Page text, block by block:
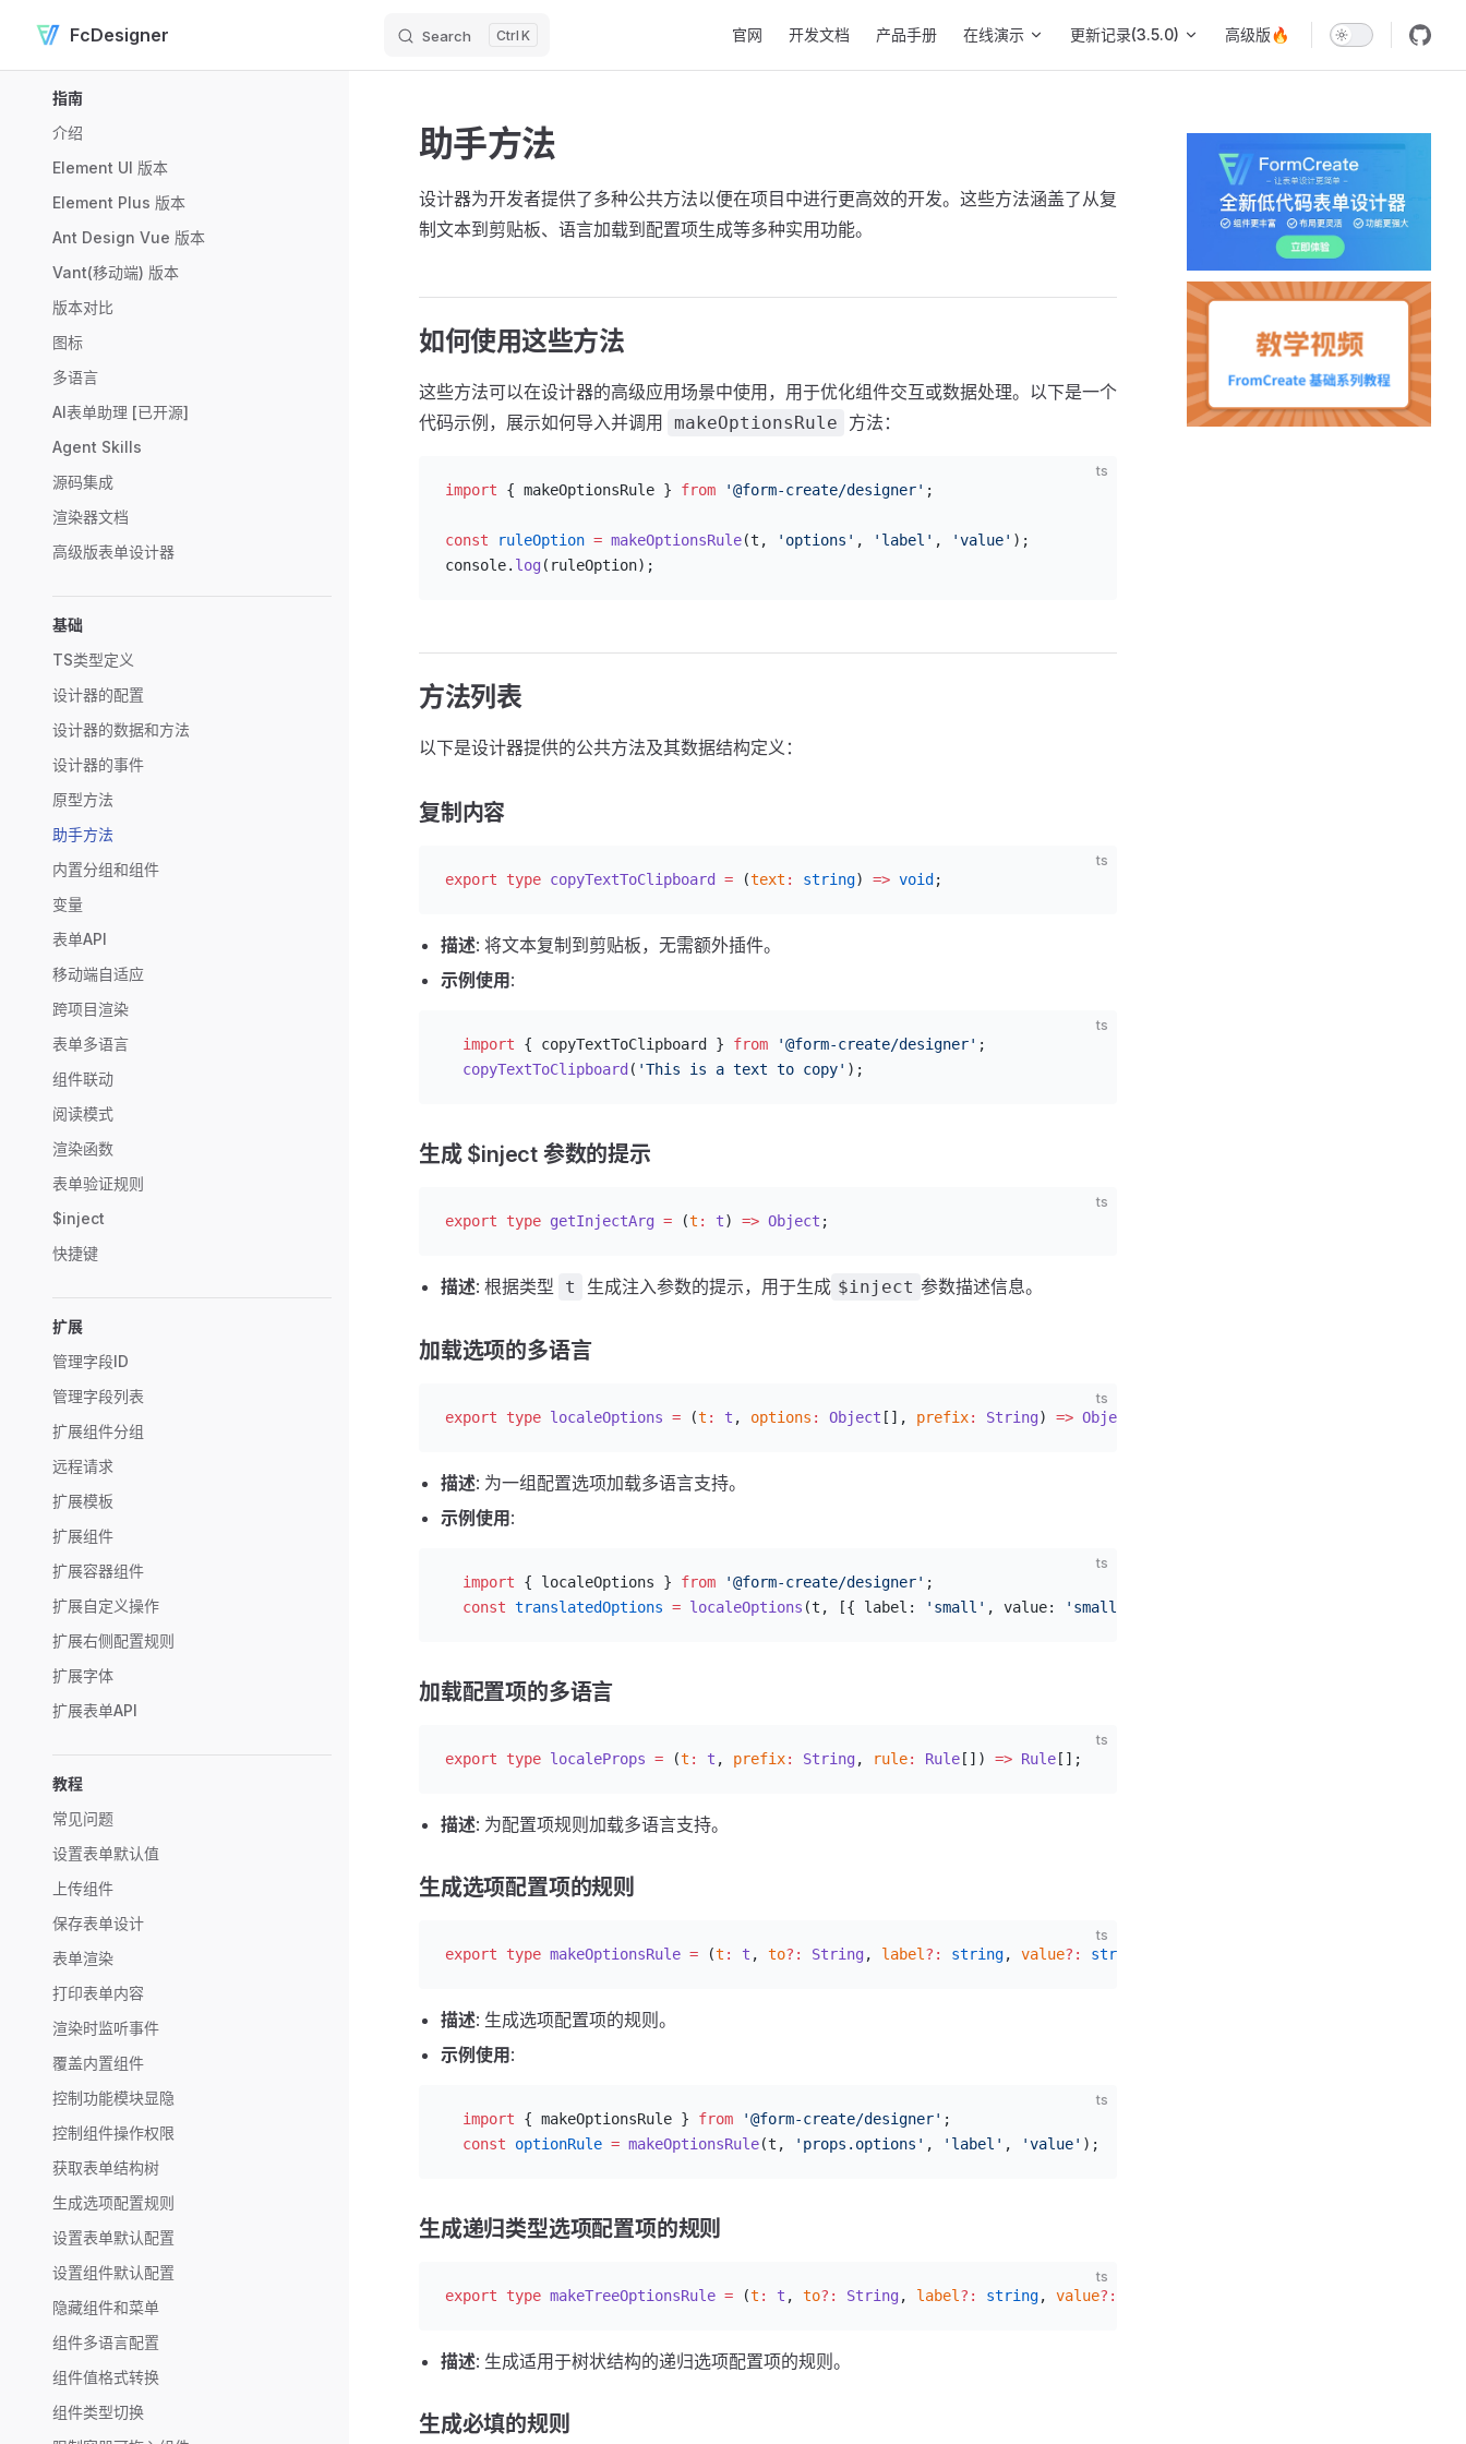
Skip to content
FcDesigner Search K 官网 开发文档 产品手册 在线演示 更新记录(3.5.0) 高级版🔥
指南
介绍
Element UI 版本
Element Plus 版本
Ant Design Vue 版本
Vant(移动端) 版本
版本对比
图标
多语言
AI表单助理 [已开源]
Agent Skills
源码集成
渲染器文档
高级版表单设计器
基础
TS类型定义
设计器的配置
设计器的数据和方法
设计器的事件
原型方法
助手方法
内置分组和组件
变量
表单API
移动端自适应
跨项目渲染
表单多语言
组件联动
阅读模式
渲染函数
表单验证规则
$inject
快捷键
扩展
管理字段ID
管理字段列表
扩展组件分组
远程请求
扩展模板
扩展组件
扩展容器组件
扩展自定义操作
扩展右侧配置规则
扩展字体
扩展表单API
教程
常见问题
设置表单默认值
上传组件
保存表单设计
表单渲染
打印表单内容
渲染时监听事件
覆盖内置组件
控制功能模块显隐
控制组件操作权限
获取表单结构树
生成选项配置规则
设置表单默认配置
设置组件默认配置
隐藏组件和菜单
组件多语言配置
组件值格式转换
组件类型切换
助手方法
设计器为开发者提供了多种公共方法以便在项目中进行更高效的开发。这些方法涵盖了从复
制文本到剪贴板、语言加载到配置项生成等多种实用功能。
如何使用这些方法
这些方法可以在设计器的高级应用场景中使用，用于优化组件交互或数据处理。以下是一个
代码示例，展示如何导入并调用
makeOptionsRule 方法：
ts
import { makeOptionsRule } from '@form-create/designer' ;
const ruleOption = makeOptionsRule(t, 'options' , 'label' , 'value' );
console. log(ruleOption);
方法列表
以下是设计器提供的公共方法及其数据结构定义：
复制内容
ts
export type copyTextToClipboard = (text : string) => void ;
描述: 将文本复制到剪贴板，无需额外插件。
示例使用:
ts
  import
{ copyTextToClipboard } from '@form-create/designer' ;
  copyTextToClipboard
( 'This is a text to copy' );
生成 $inject 参数的提示
ts
export type getInjectArg = (t : t) => Object ;
描述: 根据类型 t 生成注入参数的提示，用于生成 $inject 参数描述信息。
加载选项的多语言
ts
export type localeOptions = (t : t , options : Object [], prefix: String) => Object
描述: 为一组配置选项加载多语言支持。
示例使用:
ts
  import
{ localeOptions } from '@form-create/designer' ;
  const
translatedOptions = localeOptions (t, [{ label: 'small' , value: 'small'
加载配置项的多语言
ts
export type localeProps = (t : t , prefix: String, rule: Rule []) => Rule [];
描述: 为配置项规则加载多语言支持。
生成选项配置项的规则
ts
export type makeOptionsRule = (t : t , to?: String, label ?: string, value?: string
描述: 生成选项配置项的规则。
示例使用:
ts
  import
{ makeOptionsRule } from '@form-create/designer' ;
  const
optionRule = makeOptionsRule(t, 'props.options' , 'label' , 'value' );
生成递归类型选项配置项的规则
ts
export type makeTreeOptionsRule = (t : t , to?: String, label ?: string, value?:
描述: 生成适用于树状结构的递归选项配置项的规则。
生成必填的规则